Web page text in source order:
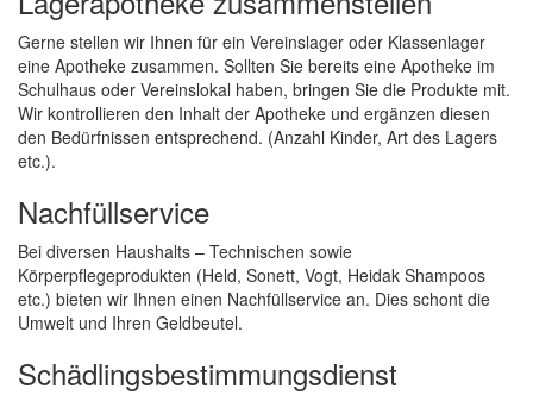
Gerne stellen wir Ihnen für ein Vereinslager oder Klassenlager
eine Apotheke zusammen. Sollten Sie bereits eine Apotheke im
Schulhaus oder Vereinslokal haben, bringen Sie die Produkte mit.
Wir kontrollieren den Inhalt der Apotheke und ergänzen diesen
den Bedürfnissen entsprechend. (Anzahl Kinder, Art des Lagers
etc.).
Nachfüllservice
Bei diversen Haushalts – Technischen sowie
Körperpflegeprodukten (Held, Sonett, Vogt, Heidak Shampoos
etc.) bieten wir Ihnen einen Nachfüllservice an. Dies schont die
Umwelt und Ihren Geldbeutel.
Schädlingsbestimmungsdienst